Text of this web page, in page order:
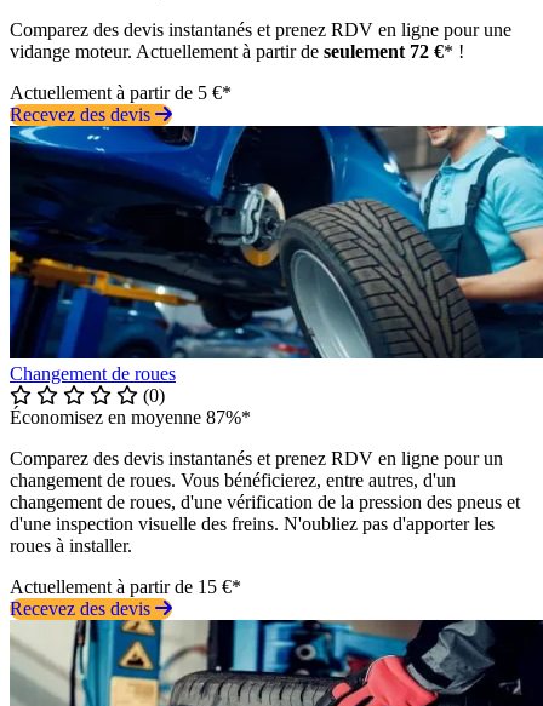
Comparez des devis instantanés et prenez RDV en ligne pour une
vidange moteur. Actuellement à partir de seulement 72 €* !
Actuellement à partir de 5 €*
Recevez des devis
Changement de roues
(0)
Économisez en moyenne 87%*
Comparez des devis instantanés et prenez RDV en ligne pour un
changement de roues. Vous bénéficierez, entre autres, d'un
changement de roues, d'une vérification de la pression des pneus et
d'une inspection visuelle des freins. N'oubliez pas d'apporter les
roues à installer.
Actuellement à partir de 15 €*
Recevez des devis